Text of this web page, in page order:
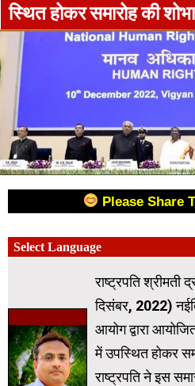
स्थित होकर समारोह की
Please Share
राष्ट्रपति श्रीमती
दिसंबर, 2022)
आयोग द्वारा
में उपस्थित होकर
राष्ट्रपति ने इस